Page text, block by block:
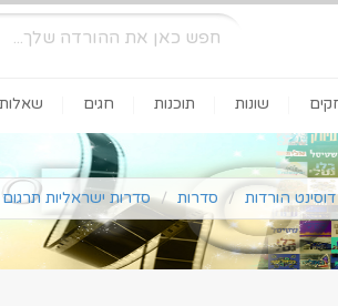
שונות תוכנות חגים
דוסינט הורדות סדרות סדרות ישראליות